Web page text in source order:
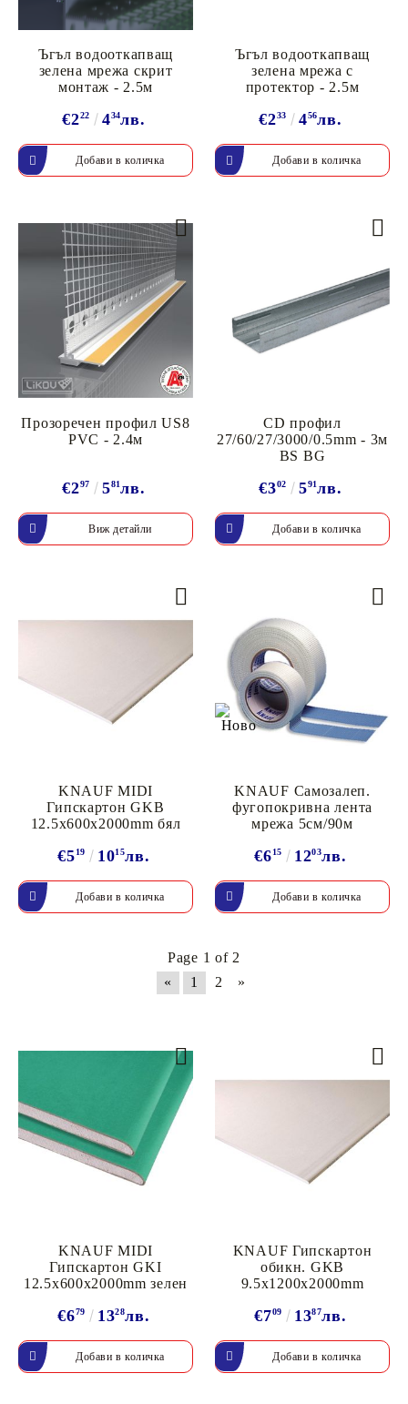
Ъгъл водооткапващ
зелена мрежа скрит
монтаж - 2.5м
€222 434лв.
Ъгъл водооткапващ
зелена мрежа с
протектор - 2.5м
€233 456лв.
Прозоречен профил US8
PVC - 2.4м
€297 581лв.
Виж детайли
CD профил
27/60/27/3000/0.5mm - 3м
BS BG
€302 591лв.
KNAUF MIDI
Гипскартон GKB
12.5x600x2000mm бял
€519 1015лв.
KNAUF Самозалеп.
фугопокривна лента
мрежа 5см/90м
€615 1203лв.
Page 1 of 2
«
1 2 »
KNAUF MIDI
Гипскартон GKI
12.5x600x2000mm зелен
€679 1328лв.
KNAUF Гипскартон
обикн. GKB
9.5x1200x2000mm
€709 1387лв.